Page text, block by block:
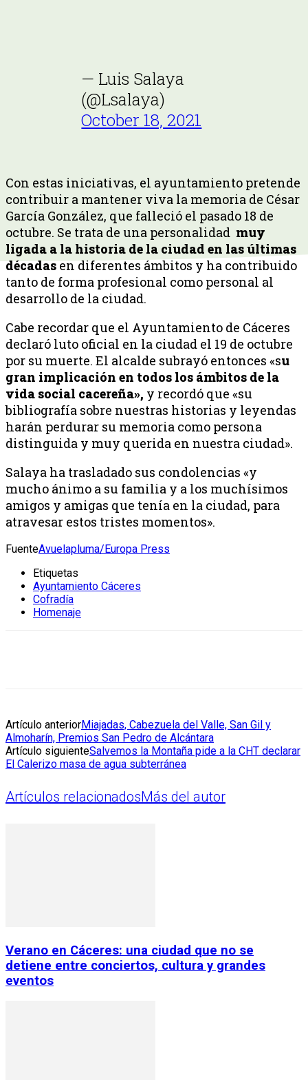
— Luis Salaya
(@Lsalaya)
October 18, 2021
Con estas iniciativas, el ayuntamiento pretende
contribuir a mantener viva la memoria de César
García González, que falleció el pasado 18 de
octubre. Se trata de una personalidad muy
ligada a la historia de la ciudad en las últimas
décadasen diferentes ámbitos y ha contribuido
tanto de forma profesional como personal al
desarrollo de la ciudad.
Cabe recordar que el Ayuntamiento de Cáceres
declaró luto oficial en la ciudad el 19 de octubre
por su muerte. El alcalde subrayó entonces «su
gran implicación en todos los ámbitos de la
vida social cacereña», y recordó que «su
bibliografía sobre nuestras historias y leyendas
harán perdurar su memoria como persona
distinguida y muy querida en nuestra ciudad».
Salaya ha trasladado sus condolencias «y
mucho ánimo a su familia y a los muchísimos
amigos y amigas que tenía en la ciudad, para
atravesar estos tristes momentos».
FuenteAvuelapluma/Europa Press
Etiquetas
Ayuntamiento Cáceres
Cofradía
Homenaje
Artículo anteriorMiajadas, Cabezuela del Valle, San Gil y
Almoharín, Premios San Pedro de Alcántara
Artículo siguienteSalvemos la Montaña pide a la CHT declarar
El Calerizo masa de agua subterránea
Artículos relacionadosMás del autor
Verano en Cáceres: una ciudad que no se
detiene entre conciertos, cultura y grandes
eventos